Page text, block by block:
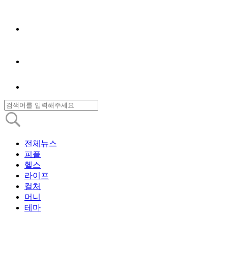
전체뉴스
피플
헬스
라이프
컬처
머니
테마